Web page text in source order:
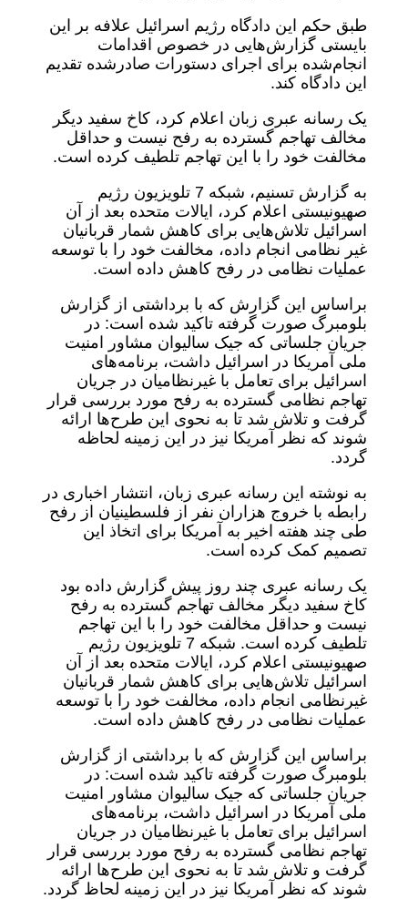
طبق حکم این دادگاه رژیم اسرائیل علافه بر این
بایستی گزارش‌هایی در خصوص اقدامات
انجام‌شده برای اجرای دستورات صادرشده تقدیم
این دادگاه کند.
یک رسانه عبری زبان اعلام کرد، کاخ سفید دیگر
مخالف تهاجم گسترده به رفح نیست و حداقل
مخالفت خود را با این تهاجم تلطیف کرده است.
به گزارش تسنیم، شبکه 7 تلویزیون رژیم
صهیونیستی اعلام کرد، ایالات متحده بعد از آن
اسرائیل تلاش‌هایی برای کاهش شمار قربانیان
غیر نظامی انجام داده، مخالفت خود را با توسعه
عملیات نظامی در رفح کاهش داده است.
براساس این گزارش که با برداشتی از گزارش
بلومبرگ صورت گرفته تاکید شده است: در
جریان جلساتی که جیک سالیوان مشاور امنیت
ملی آمریکا در اسرائیل داشت، برنامه‌های
اسرائیل برای تعامل با غیرنظامیان در جریان
تهاجم نظامی گسترده به رفح مورد بررسی قرار
گرفت و تلاش شد تا به نحوی این طرح‌ها ارائه
شوند که نظر آمریکا نیز در این زمینه لحاظه
گردد.
به نوشته این رسانه عبری زبان، انتشار اخباری در
رابطه با خروج هزاران نفر از فلسطینیان از رفح
طی چند هفته اخیر به آمریکا برای اتخاذ این
تصمیم کمک کرده است.
یک رسانه عبری چند روز پیش گزارش داده بود
کاخ سفید دیگر مخالف تهاجم گسترده به رفح
نیست و حداقل مخالفت خود را با این تهاجم
تلطیف کرده است. شبکه 7 تلویزیون رژیم
صهیونیستی اعلام کرد، ایالات متحده بعد از آن
اسرائیل تلاش‌هایی برای کاهش شمار قربانیان
غیرنظامی انجام داده، مخالفت خود را با توسعه
عملیات نظامی در رفح کاهش داده است.
براساس این گزارش که با برداشتی از گزارش
بلومبرگ صورت گرفته تاکید شده است: در
جریان جلساتی که جیک سالیوان مشاور امنیت
ملی آمریکا در اسرائیل داشت، برنامه‌های
اسرائیل برای تعامل با غیرنظامیان در جریان
تهاجم نظامی گسترده به رفح مورد بررسی قرار
گرفت و تلاش شد تا به نحوی این طرح‌ها ارائه
شوند که نظر آمریکا نیز در این زمینه لحاظ گردد.